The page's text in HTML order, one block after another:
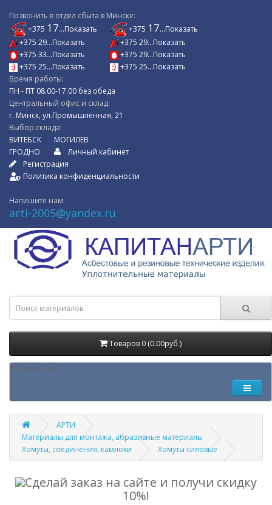
Позвонить в отдел сбыта в Минске:
+375 17...Показать
+375 29...Показать
+375 33...Показать
+375 25...Показать
+375 17...Показать
+375 29...Показать
+375 29...Показать
+375 25...Показать
Время работы:
ПН - ПТ 08.00-17.00 без обеда
Центральный офис и склад:
г. Минск, ул.Промышленная, 21
Выбор склада:
ВИТЕБСК
ГРОДНО
МОГИЛЕВ
Личный кабинет
Регистрация
Политика конфиденциальности
Напишите нам:
arti-2005@yandex.ru
Товаров 0 (0.00руб.)
Информация
АРТИ
Материалы для монтажа, абразивные материалы
Хомуты, соединения, камлоки
Хомуты силовые
Сделай заказ на сайте и получи скидку
10%!